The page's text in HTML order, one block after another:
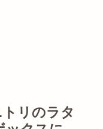
リのラタ